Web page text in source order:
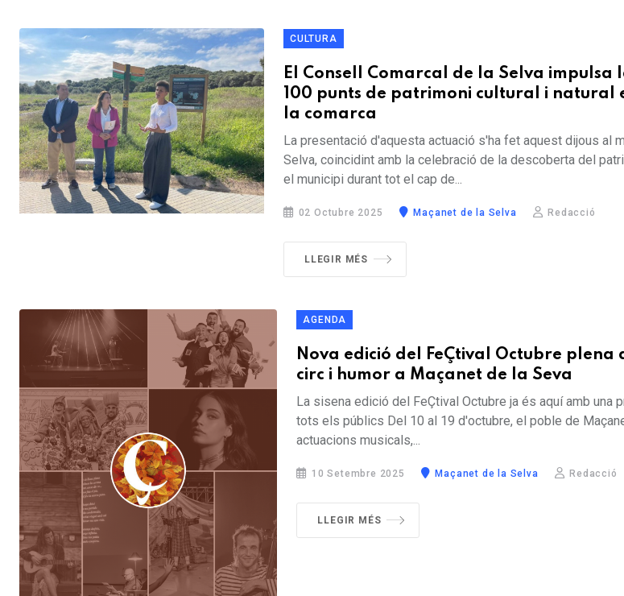
CULTURA
El Consell Comarcal de la Selva impulsa
100 punts de patrimoni cultural i natural
la comarca
La presentació d'aquesta actuació s'ha fet aquest dijous al
Selva, coincidint amb la celebració de la descoberta del
el municipi durant tot el cap de...
02 Octubre 2025 Maçanet de la Selva Redacció
LLEGIR MÉS
AGENDA
Nova edició del FeÇtival Octubre plena
circ i humor a Maçanet de la Seva
La sisena edició del FeÇtival Octubre ja és aquí amb una
tots els públics Del 10 al 19 d'octubre, el poble de
actuacions musicals,...
10 Setembre 2025 Maçanet de la Selva Redacció
LLEGIR MÉS